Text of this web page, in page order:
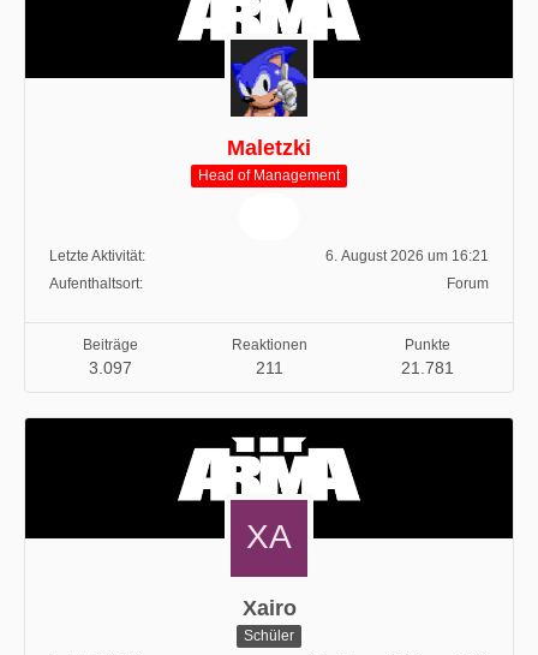
Maletzki
Head of Management
Letzte Aktivität
6. August 2026 um 16:21
Aufenthaltsort
Forum
Beiträge
3.097
Reaktionen
211
Punkte
21.781
Xairo
Schüler